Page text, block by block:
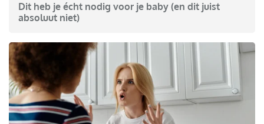
Dit heb je écht nodig voor je baby (en dit juist
absoluut niet)